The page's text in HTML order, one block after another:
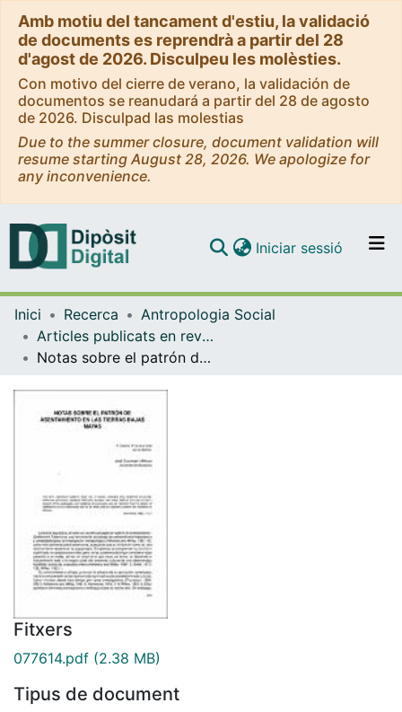
Amb motiu del tancament d'estiu, la validació
de documents es reprendrà a partir del 28
d'agost de 2026. Disculpeu les molèsties.
Con motivo del cierre de verano, la validación de
documentos se reanudará a partir del 28 de agosto
de 2026. Disculpad las molestias
Due to the summer closure, document validation will
resume starting August 28, 2026. We apologize for
any inconvenience.
Navega per tot el DD
Com publicar
Iniciar sessió (current)
Inici Recerca
Antropologia Social
Articles publicats en revistes (Antropologia Social)
Notas sobre el patrón de asentamiento en las Tierras Bajas mayas
Fitxers
077614.pdf (2.38 MB)
Tipus de document